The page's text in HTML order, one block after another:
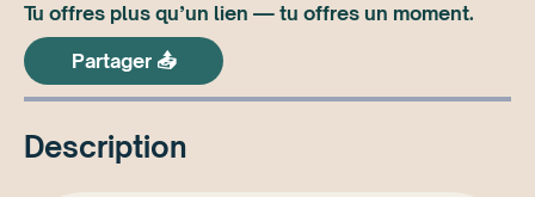
Tu offres plus qu’un lien — tu offres un moment.
Partager 📤
Description